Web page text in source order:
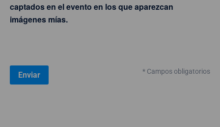
captados en el evento en los que aparezcan
imágenes mías.
* Campos obligatorios